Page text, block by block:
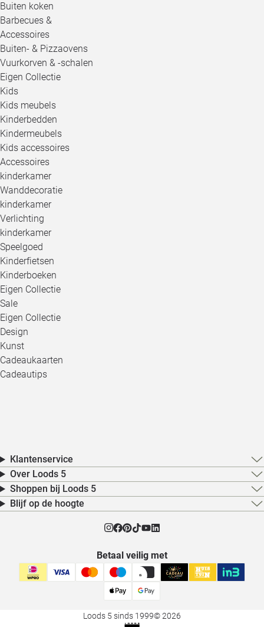
Buiten koken
Barbecues &
Accessoires
Buiten- & Pizzaovens
Vuurkorven & -schalen
Eigen Collectie
Kids
Kids meubels
Kinderbedden
Kindermeubels
Kids accessoires
Accessoires
kinderkamer
Wanddecoratie
kinderkamer
Verlichting
kinderkamer
Speelgoed
Kinderfietsen
Kinderboeken
Eigen Collectie
Sale
Eigen Collectie
Design
Kunst
Cadeaukaarten
Cadeautips
Klantenservice
Over Loods 5
Shoppen bij Loods 5
Blijf op de hoogte
Betaal veilig met
Loods 5 sinds 1999© 2026